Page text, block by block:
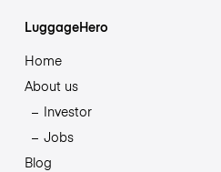
LuggageHero
Home
About us
Investor
Jobs
Blog